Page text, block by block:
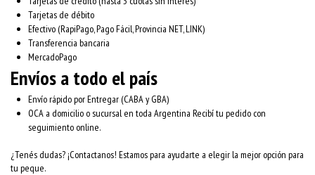
Tarjetas de débito
Efectivo (RapiPago, Pago Fácil, Provincia NET, LINK)
Transferencia bancaria
MercadoPago
Envíos a todo el país
Envío rápido por Entregar (CABA y GBA)
OCA a domicilio o sucursal en toda Argentina Recibí tu pedido con
seguimiento online.
¿Tenés dudas? ¡Contactanos! Estamos para ayudarte a elegir la mejor opción para
tu peque.